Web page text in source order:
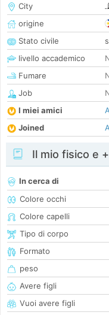
City
origine
Stato civile
livello accademico
Fumare
Job
I miei amici
Joined
Il mio fisico e +
In cerca di
Colore occhi
Colore capelli
Tipo di corpo
Formato
peso
Avere figli
Vuoi avere figli